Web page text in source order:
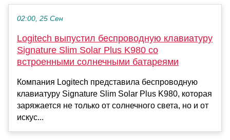
02:00, 25 Сен
Logitech выпустил беспроводную клавиатуру
Signature Slim Solar Plus K980 со
встроенными солнечными батареями
Компания Logitech представила беспроводную
клавиатуру Signature Slim Solar Plus K980, которая
заряжается не только от солнечного света, но и от
искус...